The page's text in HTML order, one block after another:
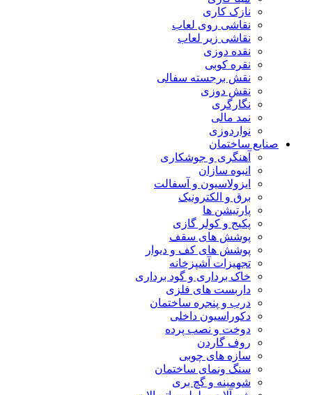
نازک کاری
نقاشی روی لعاب
نقاشی زیر لعاب
نقده دوزی
نقره کوبی
نقش برجسته سفالی
نقش دوزی
نگارگری
نمد مالی
نواردوزی
صنایع ساختمان
آهنگری و جوشکاری
انبوه سازان
ایزولاسیون و آسفالت
برق و الکترونیک
پارتیشن ها
پکیج و کولر گازی
پوشش های سقف
پوشش های کف و دیوار
تجهیزات آشپزخانه
خاک برداری و گود برداری
داربست های فلزی
درب و پنجره ساختمان
دکوراسیون داخلی
دوخت و نصب پرده
روف گاردن
سازه های چوبی
سنگ ونمای ساختمان
شومینه و گچ بری